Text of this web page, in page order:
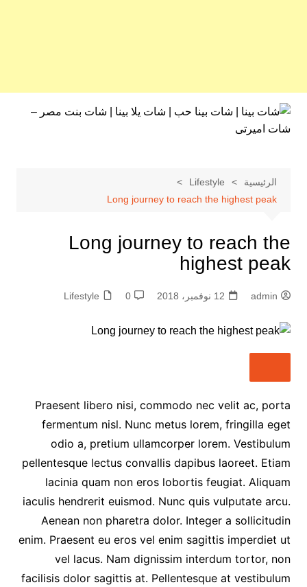
التجاوز
المحتوى
الرئيسية
Lifestyle
Long journey to reach the highest peak
Long journey to reach the
highest peak
admin 12 نوفمبر، 2018 0
Lifestyle
Praesent libero nisi, commodo nec velit ac, porta
fermentum nisl. Nunc metus lorem, fringilla eget
odio a, pretium ullamcorper lorem. Vestibulum
pellentesque lectus convallis dapibus laoreet. Etiam
lacinia quam non eros lobortis feugiat. Aliquam
iaculis hendrerit euismod. Nunc quis vulputate arcu.
Aenean non pharetra dolor. Integer a sollicitudin
enim. Praesent eu eros vel enim sagittis imperdiet ut
vel lacus. Nam dignissim interdum tortor, non
facilisis dolor sagittis at. Pellentesque at vestibulum